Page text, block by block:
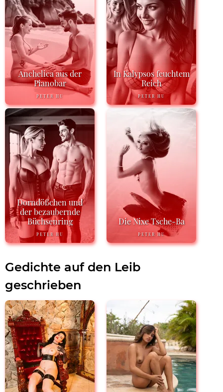
Anchelica aus der
Pianobar
PETER HU
In Kalypsos feuchtem
Reich
PETER HU
Dorndößchen und
der bezaubernde
Büchsenring
PETER HU
Die Nixe Tsche-Ba
PETER HU
Gedichte auf den Leib
geschrieben